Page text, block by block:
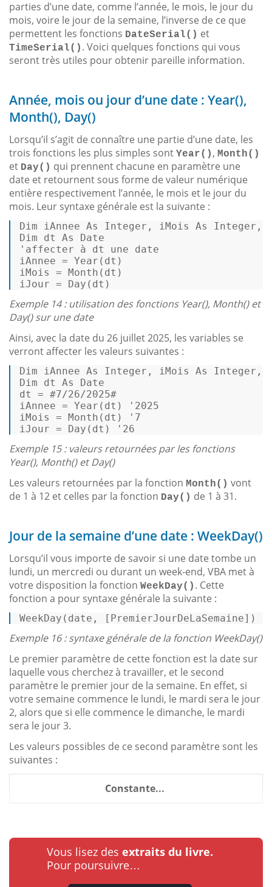
parties d’une date, comme l’année, le mois, le jour du
mois, voire le jour de la semaine, l’inverse de ce que
permettent les fonctions DateSerial() et
TimeSerial() . Voici quelques fonctions qui vous
seront très utiles pour obtenir pareille information.
Année, mois ou jour d’une date : Year(),
Month(), Day()
Lorsqu’il s’agit de connaître une partie d’une date, les
trois fonctions les plus simples sont Year() , Month()
et Day() qui prennent chacune en paramètre une
date et retournent sous forme de valeur numérique
entière respectivement l’année, le mois et le jour du
mois. Leur syntaxe générale est la suivante :
Dim iAnnee As Integer , iMois As Integer ,
Dim dt As
Date
'affecter à dt une date
iAnnee = Year(dt)
iMois = Month(dt)
iJour = Day(dt)
Exemple 14 : utilisation des fonctions Year(), Month() et
Day() sur une date
Ainsi, avec la date du 26 juillet 2025, les variables se
verront affecter les valeurs suivantes :
Dim iAnnee As Integer , iMois As Integer ,
Dim dt As
Date
dt = #7/26/2025#
iAnnee = Year(dt)
'2025
iMois = Month(dt)
'7
iJour = Day(dt)
'26
Exemple 15 : valeurs retournées par les fonctions
Year(), Month() et Day()
Les valeurs retournées par la fonction Month() vont
de 1 à 12 et celles par la fonction Day() de 1 à 31.
Jour de la semaine d’une date : WeekDay()
Lorsqu’il vous importe de savoir si une date tombe un
lundi, un mercredi ou durant un week-end, VBA met à
votre disposition la fonction WeekDay() . Cette
fonction a pour syntaxe générale la suivante :
WeekDay (date, [PremierJourDeLaSemaine])
Exemple 16 : syntaxe générale de la fonction WeekDay()
Le premier paramètre de cette fonction est la date sur
laquelle vous cherchez à travailler, et le second
paramètre le premier jour de la semaine. En effet, si
votre semaine commence le lundi, le mardi sera le jour
2, alors que si elle commence le dimanche, le mardi
sera le jour 3.
Les valeurs possibles de ce second paramètre sont les
suivantes :
Constante...
Vous lisez des extraits du livre.
Pour poursuivre…